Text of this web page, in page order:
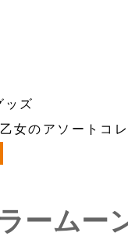
ッズ
女のアソートコ
ームー